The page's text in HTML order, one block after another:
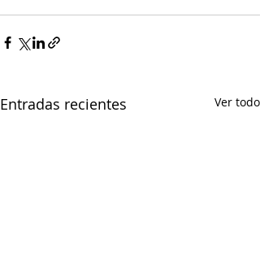
Entradas recientes Ver todo